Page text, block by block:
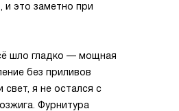
и это заметно при
шло гладко — мощная
без приливов
я не остался с
Фурнитура